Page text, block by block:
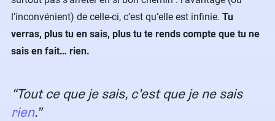
l’inconvénient) de celle-ci, c’est qu’elle est infinie. Tu
verras, plus tu en sais, plus tu te rends compte que tu ne
sais en fait… rien.
Tout ce que je sais, c’est que je ne sais
rien.